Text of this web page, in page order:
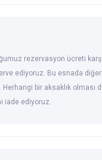
rezervasyon ücreti
ediyoruz. Bu esnada
bir aksaklık olması
iade ediyoruz.